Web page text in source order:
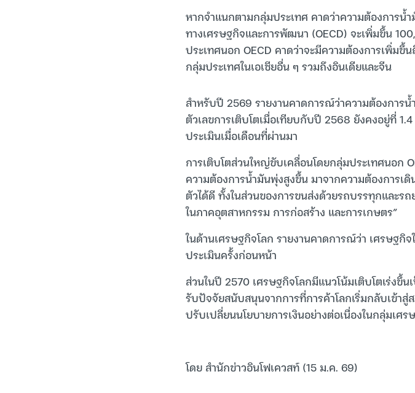
หากจำแนกตามกลุ่มประเทศ คาดว่าความต้องการน้
ทางเศรษฐกิจและการพัฒนา (OECD) จะเพิ่มขึ้น
ประเทศนอก OECD คาดว่าจะมีความต้องการเพิ่ม
กลุ่มประเทศในเอเชียอื่น ๆ รวมถึงอินเดียและจีน
สำหรับปี 2569 รายงานคาดการณ์ว่าความต้องการ
ตัวเลขการเติบโตเมื่อเทียบกับปี 2568 ยังคงอยู่ที่
ประเมินเมื่อเดือนที่ผ่านมา
การเติบโตส่วนใหญ่ขับเคลื่อนโดยกลุ่มประเทศนอก
ความต้องการน้ำมันพุ่งสูงขึ้น มาจากความต้องการ
ตัวได้ดี ทั้งในส่วนของการขนส่งด้วยรถบรรทุกและ
ในภาคอุตสาหกรรม การก่อสร้าง และการเกษตร”
ในด้านเศรษฐกิจโลก รายงานคาดการณ์ว่า เศรษฐกิ
ประเมินครั้งก่อนหน้า
ส่วนในปี 2570 เศรษฐกิจโลกมีแนวโน้มเติบโตเร่งขึ้
รับปัจจัยสนับสนุนจากการที่การค้าโลกเริ่มกลับเข้า
ปรับเปลี่ยนนโยบายการเงินอย่างต่อเนื่องในกลุ่มเศ
โดย สำนักข่าวอินโฟเควสท์ (15 ม.ค. 69)